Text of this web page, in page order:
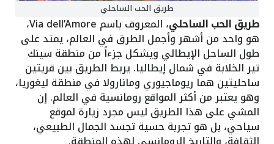
طريق الحب الساحلي
طريق الحب الساحلي ، المعروف باسم Via dell’Amore،
هو واحد من أشهر وأجمل الطرق في العالم، يمتد على
طول الساحل الإيطالي ويشكل جزءاً من منطقة سينك
تير الخلابة في شمال إيطاليا. يربط الطريق بين قريتين
ساحليتين هما ريوماجيوري ومانارولا في منطقة ليغوريا،
وهو يعتبر من أكثر المواقع رومانسية في العالم. إن
المشي على هذا الطريق ليس مجرد زيارة لموقع
سياحي، بل هو تجربة حسية تجسد الجمال الطبيعي،